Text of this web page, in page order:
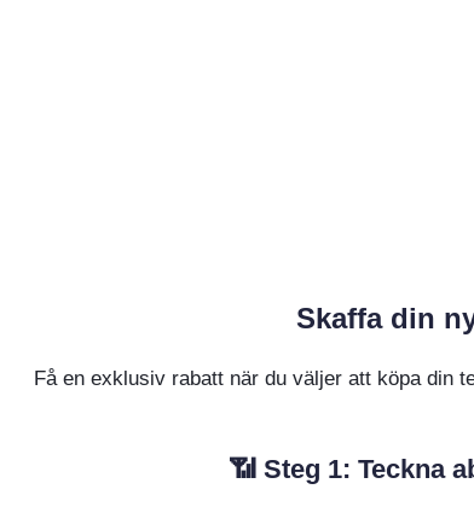
Skaffa din
Få en exklusiv rabatt när du väljer att köpa din
📶 Steg 1: Teckna